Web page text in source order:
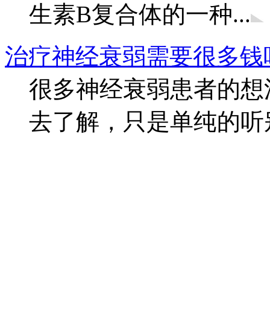
生素B复合体的一种...
治疗神经衰弱需要很多钱
很多神经衰弱患者的
去了解，只是单纯的